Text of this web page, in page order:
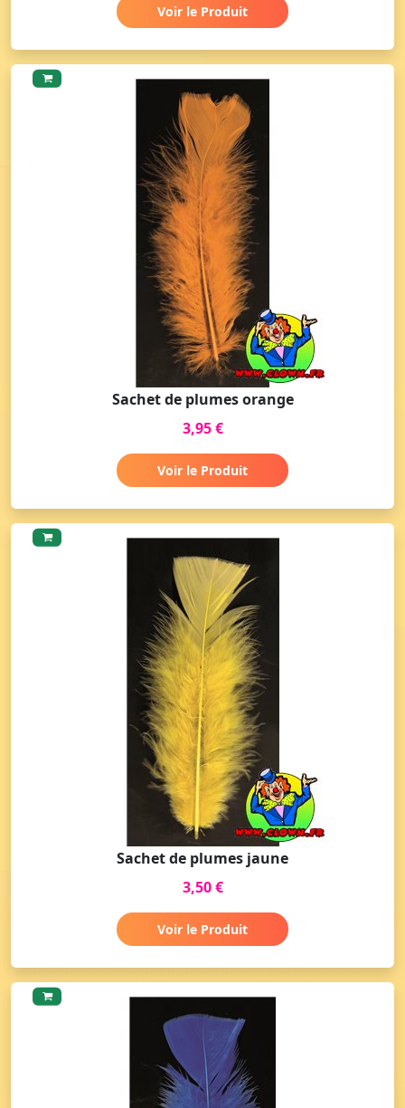
Voir le Produit
Sachet de plumes orange
3,95 €
Voir le Produit
Sachet de plumes jaune
3,50 €
Voir le Produit